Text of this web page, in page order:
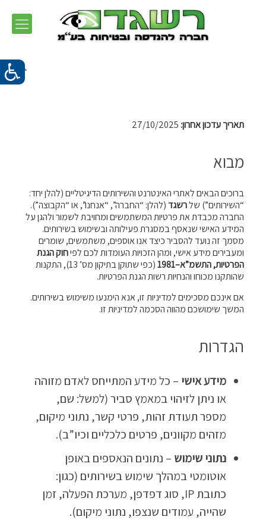
תאריך עדכון אחרון:
27/10/2025
מבוא
ברוכים הבאים לאתרי האינטרנט והשירותים הדיגיטליים (להלן יחד:
“השירותים”) שלרשגד(להלן: “החברה”, “אנחנו”, או “הקבוצה”).
החברה מכבדת את פרטיות המשתמשים ומחויבת לשמור ולהגן על
המידע האישי שנאסף במסגרת פעילותה ובשימוש בשירותים.
מסמך זה נועד להסביר כיצד אנו אוספים, משתמשים, שומרים
ומעבירים מידע אישי, ומהן הזכויות העומדות לכם לפיחוק הגנת
הפרטיות, התשמ”א–1981
(כפי שתוקן בתיקון מס’ 13), התקנות
שהותקנו מכוחו והנחיות רשות הגנת הפרטיות.
אם אינכם מסכימים למדיניות זו, אנא הימנעו משימוש בשירותים.
המשך שימושכם מהווה הסכמה למדיניות זו.
הגדרות
מידע אישי – כל מידע המתייחס לאדם מזוהה
או ניתן לזיהוי במאמץ סביר (למשל: שם,
מספר תעודת זהות, פרטי קשר, נתוני מיקום,
מזהים מקוונים, פרטים כלכליים וכיו”ב).
נתוני שימוש – נתונים הנאספים באופן
אוטומטי במהלך שימוש בשירותים (כגון:
כתובת IP, סוג דפדפן, מערכת הפעלה, זמן
שהייה, עמודים שנצפו, נתוני מיקום).